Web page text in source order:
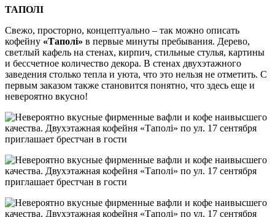
ТАПОЛІ
Свежо, просторно, концептуально – так можно описать
кофейну «Таполі» в первые минуты пребывания. Дерево,
светлый кафель на стенах, кирпич, стильные стулья, картины
и бессчетное количество декора. В стенах двухэтажного
заведения столько тепла и уюта, что это нельзя не отметить. С
первым заказом также становится понятно, что здесь еще и
невероятно вкусно!